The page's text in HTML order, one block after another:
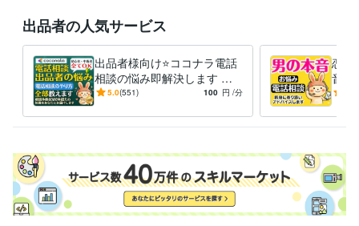
折り返しご連絡し、優先的にご相談予約を承ります。
❤️うさぴょんの声（自己紹介）
https://coconala.com/blogs/2442027/760213
❤️うさぴょん【FMラジオ出演時の音声】
https://coconala.com/blogs/2442027/530041
経験職種
営業 / 個人営業 経験年数 : 25年
カスタマーサポート・カスタマーサクセス / カスタマーサポート・ヘ
ルプデスク
経験年数 : 18年
出品者の人気サービス
出品者様向け⭐️ココナラ電話
相談の悩み即解決します 実
績6000件超❗登録34日でプラ
5.0(551) 100 円 /分
恋愛
音男
不倫
人生